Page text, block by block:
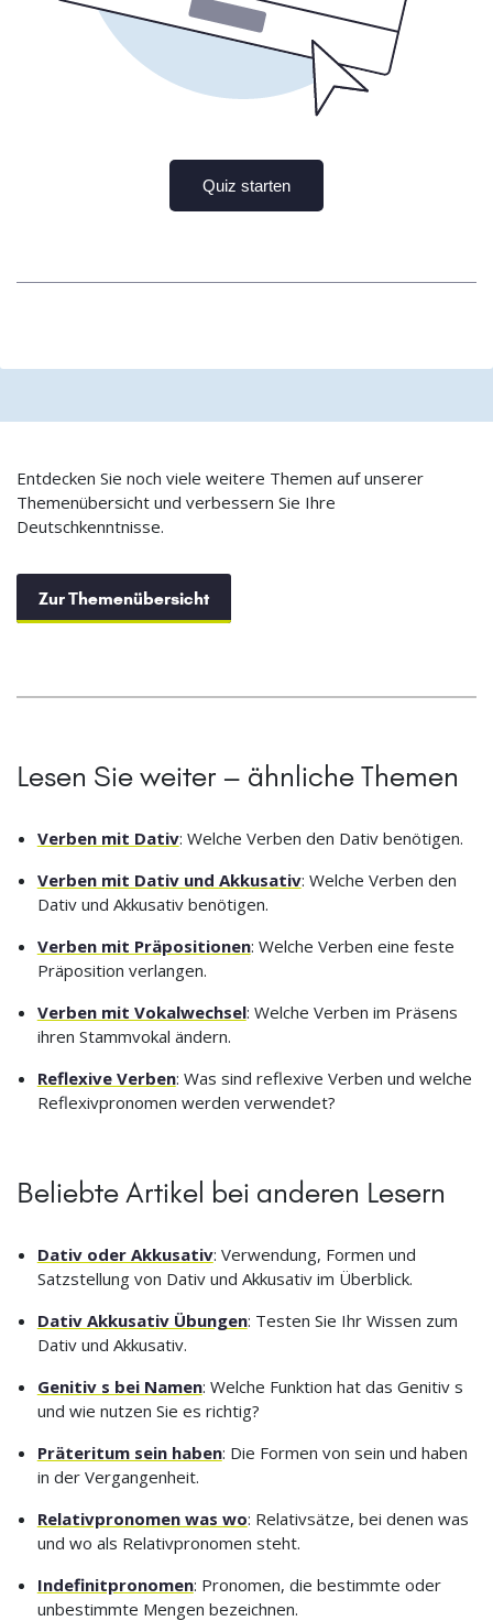
Entdecken Sie noch viele weitere Themen auf unserer
Themenübersicht und verbessern Sie Ihre
Deutschkenntnisse.
Zur Themenübersicht
Lesen Sie weiter – ähnliche Themen
Verben mit Dativ: Welche Verben den Dativ benötigen.
Verben mit Dativ und Akkusativ: Welche Verben den
Dativ und Akkusativ benötigen.
Verben mit Präpositionen: Welche Verben eine feste
Präposition verlangen.
Verben mit Vokalwechsel: Welche Verben im Präsens
ihren Stammvokal ändern.
Reflexive Verben: Was sind reflexive Verben und welche
Reflexivpronomen werden verwendet?
Beliebte Artikel bei anderen Lesern
Dativ oder Akkusativ: Verwendung, Formen und
Satzstellung von Dativ und Akkusativ im Überblick.
Dativ Akkusativ Übungen: Testen Sie Ihr Wissen zum
Dativ und Akkusativ.
Genitiv s bei Namen: Welche Funktion hat das Genitiv s
und wie nutzen Sie es richtig?
Präteritum sein haben: Die Formen von sein und haben
in der Vergangenheit.
Relativpronomen was wo: Relativsätze, bei denen was
und wo als Relativpronomen steht.
Indefinitpronomen: Pronomen, die bestimmte oder
unbestimmte Mengen bezeichnen.